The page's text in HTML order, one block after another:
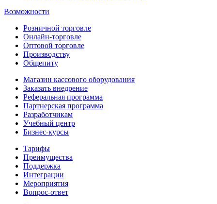
Возможности
Розничной торговле
Онлайн-торговле
Оптовой торговле
Производству
Общепиту
Магазин кассового оборудования
Заказать внедрение
Реферальная программа
Партнерская программа
Разработчикам
Учебный центр
Бизнес‑курсы
Тарифы
Преимущества
Поддержка
Интеграции
Мероприятия
Вопрос-ответ